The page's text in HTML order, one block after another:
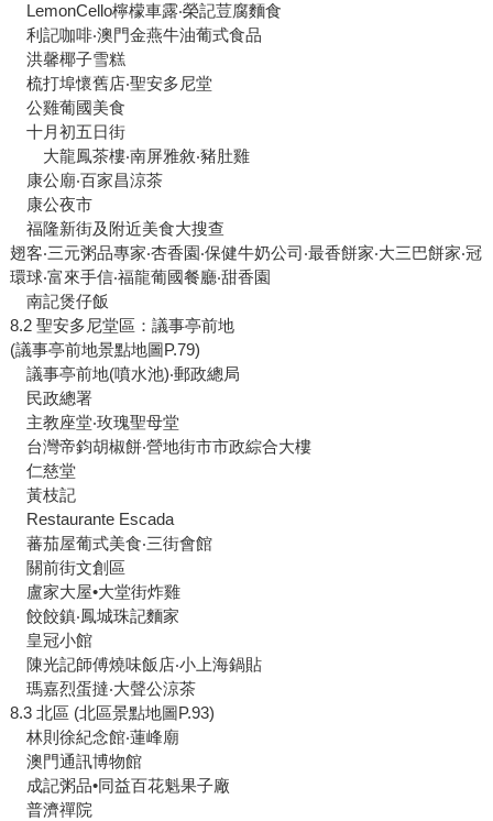
LemonCello檸檬車露‧榮記荳腐麵食
利記咖啡‧澳門金燕牛油葡式食品
洪馨椰子雪糕
梳打埠懷舊店‧聖安多尼堂
公雞葡國美食
十月初五日街
大龍鳳茶樓‧南屏雅敘‧豬肚雞
康公廟‧百家昌涼茶
康公夜市
福隆新街及附近美食大搜查
翅客‧三元粥品專家‧杏香園‧保健牛奶公司‧最香餅家‧大三巴餅家‧冠
環球‧富來手信‧福龍葡國餐廳‧甜香園
南記煲仔飯
8.2 聖安多尼堂區：議事亭前地
(議事亭前地景點地圖P.79)
議事亭前地(噴水池)‧郵政總局
民政總署
主教座堂‧玫瑰聖母堂
台灣帝鈞胡椒餅‧營地街市市政綜合大樓
仁慈堂
黃枝記
Restaurante Escada
蕃茄屋葡式美食‧三街會館
關前街文創區
盧家大屋•大堂街炸雞
餃餃鎮‧鳳城珠記麵家
皇冠小館
陳光記師傅燒味飯店‧小上海鍋貼
瑪嘉烈蛋撻‧大聲公涼茶
8.3 北區 (北區景點地圖P.93)
林則徐紀念館‧蓮峰廟
澳門通訊博物館
成記粥品•同益百花魁果子廠
普濟禪院